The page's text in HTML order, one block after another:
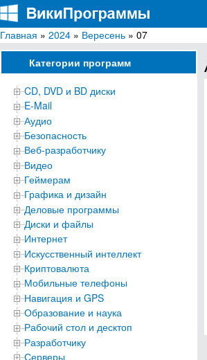
ВикиПрограммы
Энциклопедия бесплатных компьютерных
Главная » 2024 » Вересень » 07
Категории программ
CD, DVD и BD диски
E-Mail
Аудио
Безопасность
Веб-разработчику
Видео
Геймерам
Графика и дизайн
Деловые программы
Диски и файлы
Интернет
Искусственный интеллект
Криптовалюта
Мобильные телефоны
Навигация и GPS
Образование и наука
Рабочий стол и десктоп
Разработчику
Серверы